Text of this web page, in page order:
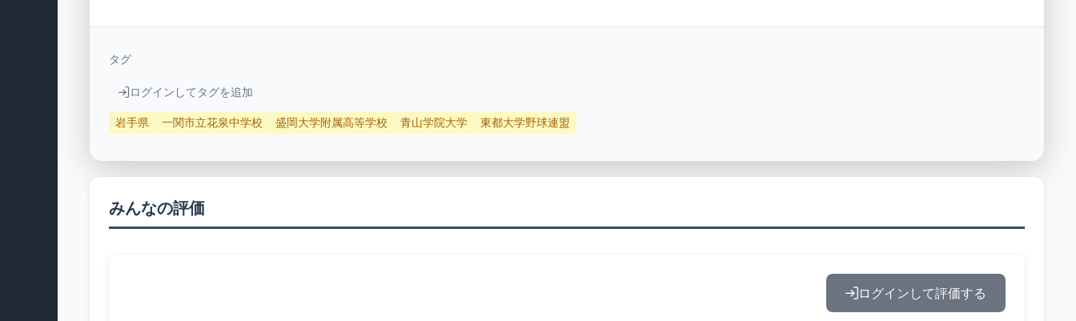
タグ
ログインしてタグを追加
岩手県 一関市立花泉中学校 盛岡大学附属高等学校 青山学院大学 東都大学野球連盟
みんなの評価
ログインして評価する